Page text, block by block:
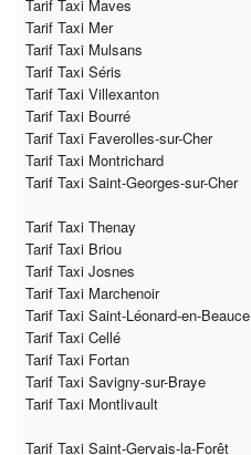
Tarif Taxi Maves
Tarif Taxi Mer
Tarif Taxi Mulsans
Tarif Taxi Séris
Tarif Taxi Villexanton
Tarif Taxi Bourré
Tarif Taxi Faverolles-sur-Cher
Tarif Taxi Montrichard
Tarif Taxi Saint-Georges-sur-Cher
Tarif Taxi Thenay
Tarif Taxi Briou
Tarif Taxi Josnes
Tarif Taxi Marchenoir
Tarif Taxi Saint-Léonard-en-Beauce
Tarif Taxi Cellé
Tarif Taxi Fortan
Tarif Taxi Savigny-sur-Braye
Tarif Taxi Montlivault
Tarif Taxi Saint-Gervais-la-Forêt